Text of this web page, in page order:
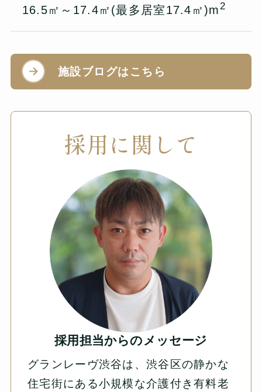
16.5㎡～17.4㎡(最多居室17.4㎡)m2
施設ブログはこちら
採用に関して
採用担当からのメッセージ
グランレーヴ渋谷は、渋谷区の静かな
住宅街にある小規模な介護付き有料老